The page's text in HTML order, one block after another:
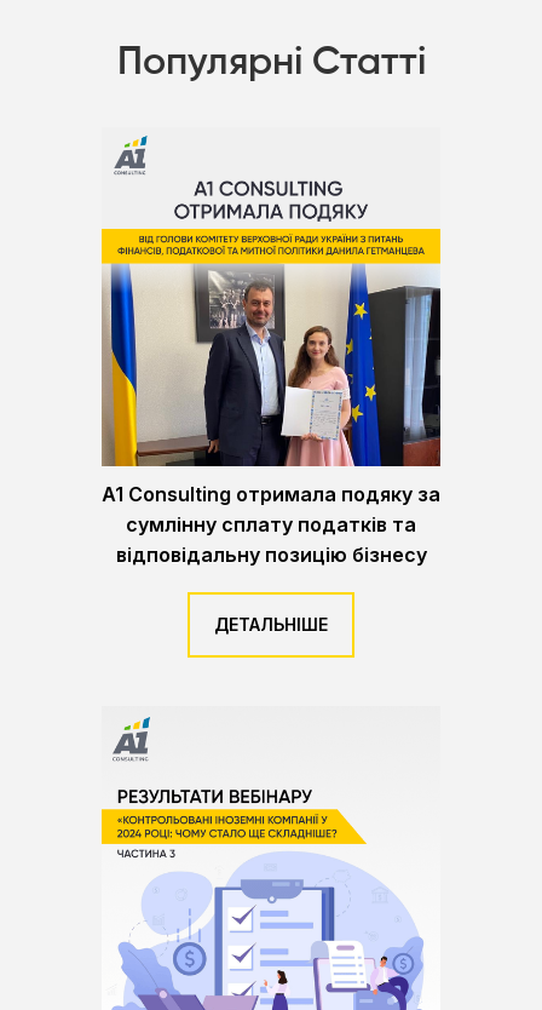
Популярні Статті
A1 Consulting отримала подяку за
сумлінну сплату податків та
відповідальну позицію бізнесу
ДЕТАЛЬНІШЕ